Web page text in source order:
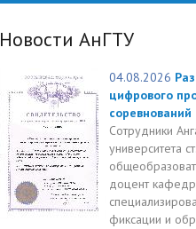
Новости АнГТУ
04.08.2026
цифрового
Сотрудники
университета
доцент
фиксации и